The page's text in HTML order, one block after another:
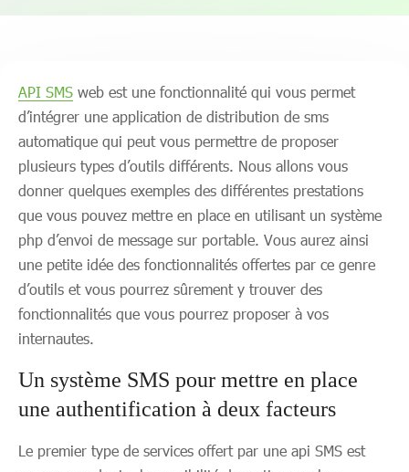
API SMS web est une fonctionnalité qui vous permet
d’intégrer une application de distribution de sms
automatique qui peut vous permettre de proposer
plusieurs types d’outils différents. Nous allons vous
donner quelques exemples des différentes prestations
que vous pouvez mettre en place en utilisant un système
php d’envoi de message sur portable. Vous aurez ainsi
une petite idée des fonctionnalités offertes par ce genre
d’outils et vous pourrez sûrement y trouver des
fonctionnalités que vous pourrez proposer à vos
internautes.
Un système SMS pour mettre en place
une authentification à deux facteurs
Le premier type de services offert par une api SMS est